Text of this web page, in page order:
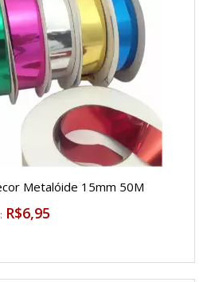
Metalóide 15mm 50M
R$6,95